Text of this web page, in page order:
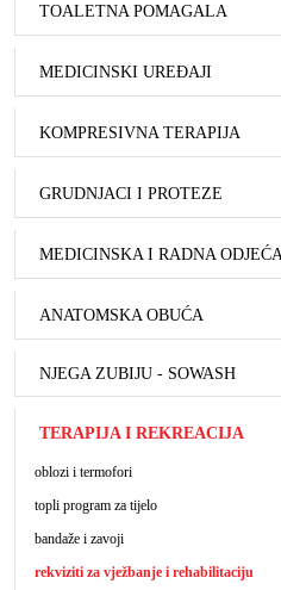
TOALETNA POMAGALA
MEDICINSKI UREĐAJI
KOMPRESIVNA TERAPIJA
GRUDNJACI I PROTEZE
MEDICINSKA I RADNA ODJEĆA
ANATOMSKA OBUĆA
NJEGA ZUBIJU - SOWASH
TERAPIJA I REKREACIJA
oblozi i termofori
topli program za tijelo
bandaže i zavoji
rekviziti za vježbanje i rehabilitaciju